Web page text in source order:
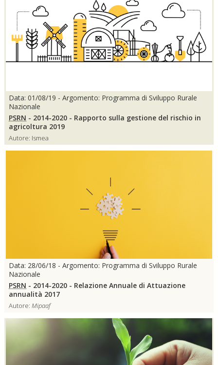
Data: 01/08/19 - Argomento: Programma di Sviluppo Rurale
Nazionale
PSRN - 2014-2020 - Rapporto sulla gestione del rischio in
agricoltura 2019
Autore: Ismea
Data: 28/06/18 - Argomento: Programma di Sviluppo Rurale
Nazionale
PSRN - 2014-2020 - Relazione Annuale di Attuazione
annualità 2017
Autore: Mipaaf